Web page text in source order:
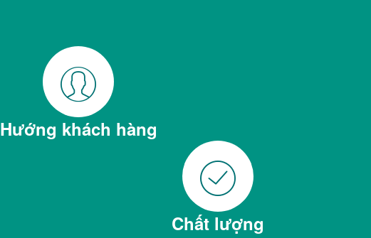
Hướng khách hàng
Chất lượng